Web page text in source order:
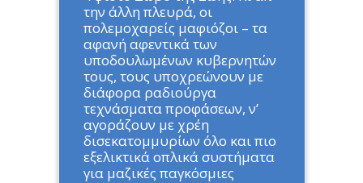
την άλλη πλευρά, οι
πολεμοχαρείς μαφιόζοι – τα
αφανή αφεντικά των
υποδουλωμένων κυβερνητών
τους, τους υποχρεώνουν με
διάφορα ραδιούργα
τεχνάσματα προφάσεων, ν’
αγοράζουν με χρέη
δισεκατομμυρίων όλο και πιο
εξελικτικά οπλικά συστήματα
για μαζικές παγκόσμιες